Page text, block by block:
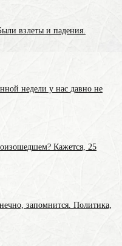
взлеты и падения.
недели у нас давно не
Кажется, 25
запомнится. Политика,